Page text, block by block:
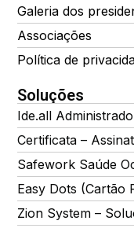
Galeria dos
Associações
Política de
Soluções
Ide.all
Certificata –
Safework Saúde
Easy Dots (Cartão
Zion System –